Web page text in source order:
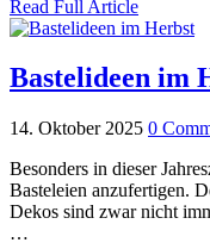
Read Full Article
Bastelideen im
14. Oktober 2025 0
Besonders in dieser
Basteleien anzufertigen.
Dekos sind zwar nicht
…